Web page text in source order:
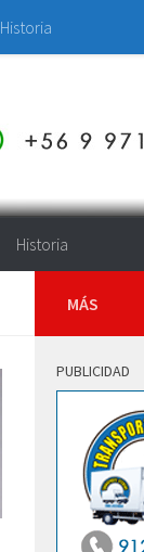
Historia
Historia
MÁS
PUBLICIDAD